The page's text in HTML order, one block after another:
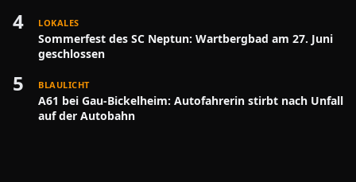
4 LOKALES
Sommerfest des SC Neptun: Wartbergbad am 27. Juni
geschlossen
5 BLAULICHT
A61 bei Gau-Bickelheim: Autofahrerin stirbt nach Unfall
auf der Autobahn